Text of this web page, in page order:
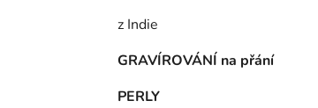
z Indie
GRAVÍROVÁNÍ na přání
PERLY